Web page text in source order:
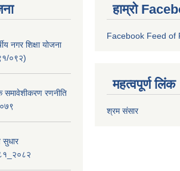
नगर शिक्षा योजना
०९२)
समावेशीकरण रणनीति
सुधार
हाम्रो
Facebook Feed of
महत्वपूर्ण लिंक
श्रम संसार